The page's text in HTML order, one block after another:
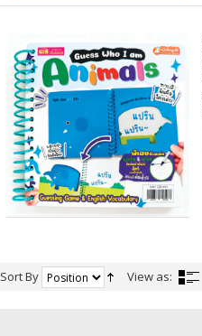
Sort By View as: